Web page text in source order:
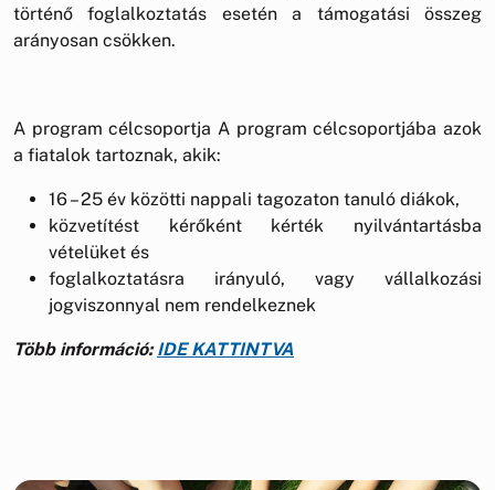
történő foglalkoztatás esetén a támogatási összeg
arányosan csökken.
A program célcsoportja A program célcsoportjába azok
a fiatalok tartoznak, akik:
16 – 25 év közötti nappali tagozaton tanuló diákok,
közvetítést kérőként kérték nyilvántartásba
vételüket és
foglalkoztatásra irányuló, vagy vállalkozási
jogviszonnyal nem rendelkeznek
Több információ:IDE KATTINTVA